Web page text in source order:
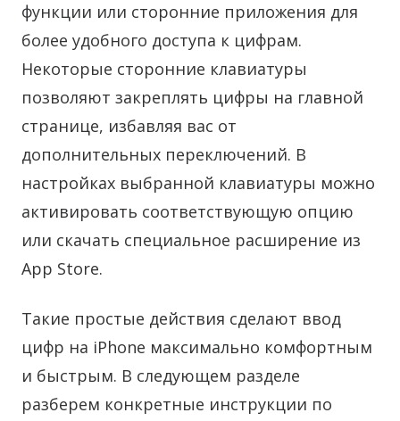
функции или сторонние приложения для
более удобного доступа к цифрам.
Некоторые сторонние клавиатуры
позволяют закреплять цифры на главной
странице, избавляя вас от
дополнительных переключений. В
настройках выбранной клавиатуры можно
активировать соответствующую опцию
или скачать специальное расширение из
App Store.
Такие простые действия сделают ввод
цифр на iPhone максимально комфортным
и быстрым. В следующем разделе
разберем конкретные инструкции по